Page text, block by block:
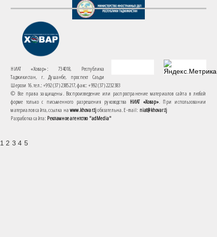
НИАТ «Ховар»: 734018, Республика
Таджикистан, г. Душанбе, проспект Саъди
Шерози 16. тел.: +992 (37) 2385217, факс: +992 (37) 2232383
© Все права защищены. Воспроизведение или распространение материалов сайта в любой
форме только с письменного разрешения руководства НИАТ «Ховар». При использовании
материалов сайта, ссылка наwww.khovar.tjобязательна. E-mail: niat@khovar.tj
Разработка сайта: Рекламное агентство "adMedia"
1 2 3 4 5